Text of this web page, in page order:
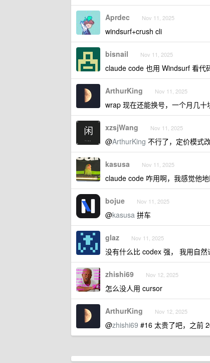
Aprdec Nov 11, 2025
windsurf+crush cli
bisnail Nov 11, 2025
claude code 也用 Windsurf 看代
ArthurKing Nov 11, 2025
wrap 现在还能换号，一个月几十
xzsjWang Nov 11, 2025
@ArthurKing 不行了，定价模式
kasusa Nov 11, 2025
claude code 咋用啊，我感觉他
bojue Nov 11, 2025
@kasusa 拼车
glaz Nov 11, 2025
没有什么比 codex 强， 我用自然
zhishi69 Nov 12, 2025
怎么没人用 cursor
ArthurKing Nov 12, 2025
@zhishi69 #16 太贵了吧，之前